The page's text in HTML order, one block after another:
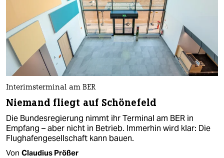
Interimsterminal am BER
Niemand fliegt auf Schönefeld
Die Bundesregierung nimmt ihr Terminal am BER in
Empfang – aber nicht in Betrieb. Immerhin wird klar: Die
Flughafengesellschaft kann bauen.
Von Claudius Prößer